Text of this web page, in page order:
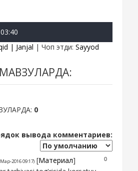
| Janjal | Чоп этди: Sayyod
0
вывода комментариев:
0
2016 09:17) [Материал]